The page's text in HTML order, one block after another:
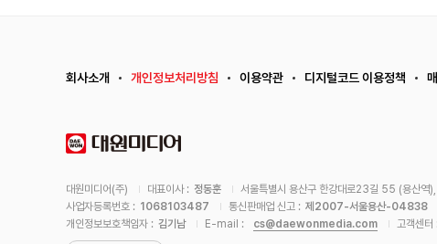
회사소개 개인정보처리방침 이용약관 디지털코드 이용정책
대원미디어(주) 대표이사 : 정동훈
서울특별시 용산구 한강대로23길 55 (용산역
사업자등록번호 : 1068103487 통신판매업 신고 : 제2007-서울용산-04838
개인정보보호책임자 : 김기남 E-mail : cs@daewonmedia.com 고객센터 :